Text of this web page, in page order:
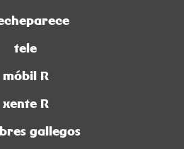
tele
móbil R
xente R
gallegos